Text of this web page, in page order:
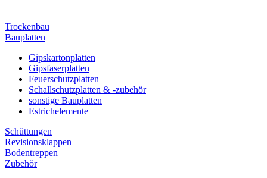
Trockenbau
Bauplatten
Gipskartonplatten
Gipsfaserplatten
Feuerschutzplatten
Schallschutzplatten & -zubehör
sonstige Bauplatten
Estrichelemente
Schüttungen
Revisionsklappen
Bodentreppen
Zubehör